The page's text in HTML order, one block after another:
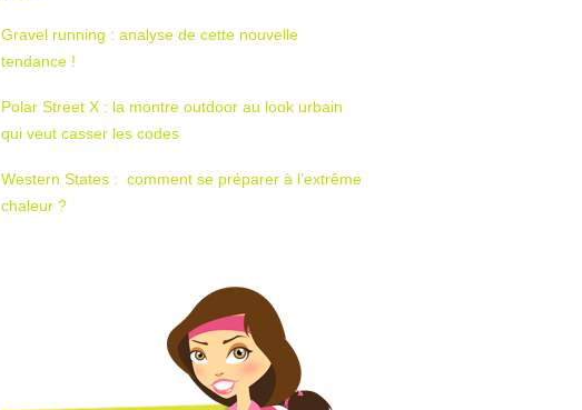
Gravel running : analyse de cette nouvelle
tendance !
Polar Street X : la montre outdoor au look urbain
qui veut casser les codes
Western States : comment se préparer à l’extrême
chaleur ?